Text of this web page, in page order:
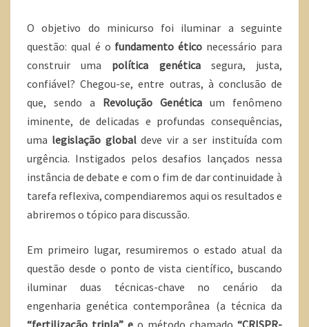
O objetivo do minicurso foi iluminar a seguinte
questão: qual é o fundamento ético necessário para
construir uma política genéticasegura, justa,
confiável? Chegou-se, entre outras, à conclusão de
que, sendo a Revolução Genética um fenômeno
iminente, de delicadas e profundas consequências,
uma legislação globaldeve vir a ser instituída com
urgência. Instigados pelos desafios lançados nessa
instância de debate e com o fim de dar continuidade à
tarefa reflexiva, compendiaremos aqui os resultados e
abriremos o tópico para discussão.
Em primeiro lugar, resumiremos o estado atual da
questão desde o ponto de vista científico, buscando
iluminar duas técnicas-chave no cenário da
engenharia genética contemporânea (a técnica da
“fertilização tripla” e o método chamado “CRISPR-